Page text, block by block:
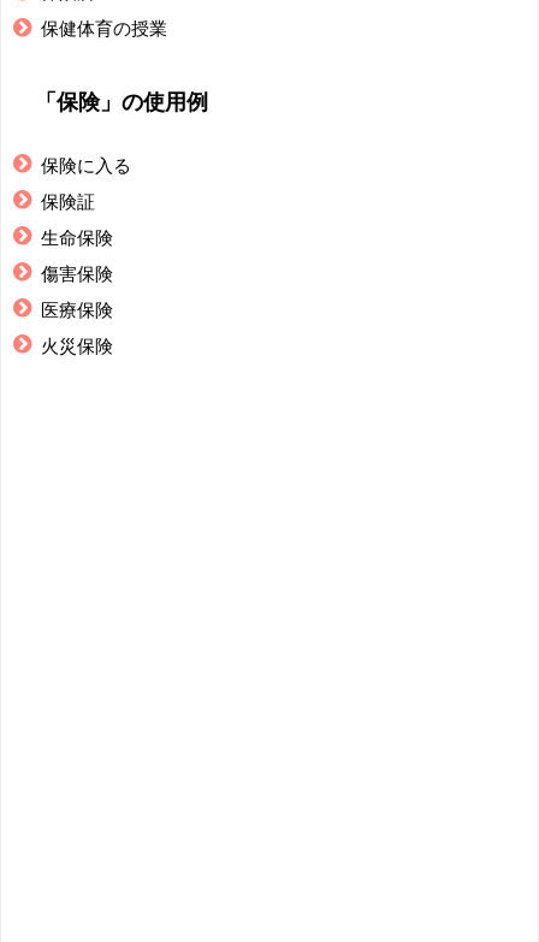
保健体育の授業
「保険」の使用例
保険に入る
保険証
生命保険
傷害保険
医療保険
火災保険